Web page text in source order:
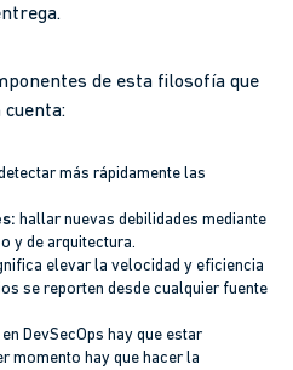
de esta filosofía que
más rápidamente las
hallar nuevas debilidades mediante
y de arquitectura.
elevar la velocidad y eficiencia
se reporten desde cualquier fuente
en DevSecOps hay que estar
momento hay que hacer la